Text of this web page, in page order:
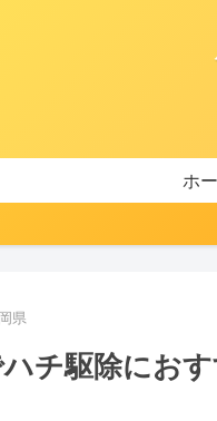
ホ
県
チ駆除にお